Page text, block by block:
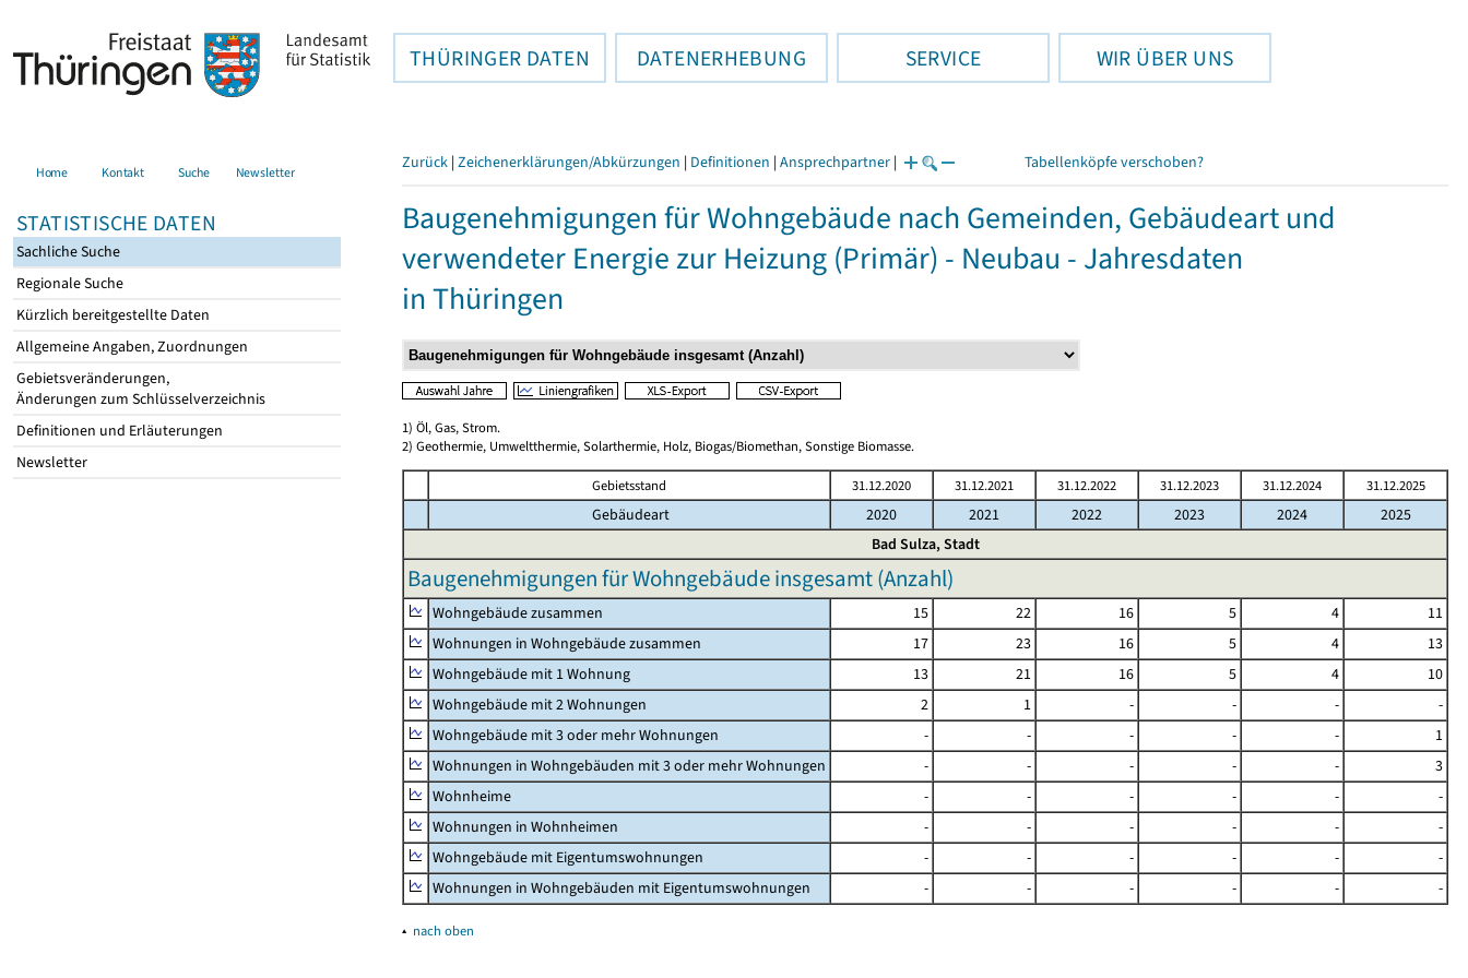
THÜRINGER DATEN DATENERHEBUNG SERVICE WIR ÜBER UNS
Home Kontakt Suche Newsletter
STATISTISCHE DATEN
Sachliche Suche
Regionale Suche
Kürzlich bereitgestellte Daten
Allgemeine Angaben, Zuordnungen
Gebietsveränderungen,
Änderungen zum Schlüsselverzeichnis
Definitionen und Erläuterungen
Newsletter
Zurück | Zeichenerklärungen/Abkürzungen | Definitionen | Ansprechpartner | Tabellenköpfe verschoben?
Baugenehmigungen für Wohngebäude nach Gemeinden, Gebäudeart und
verwendeter Energie zur Heizung (Primär) - Neubau - Jahresdaten
in Thüringen
1) Öl, Gas, Strom.
2) Geothermie, Umweltthermie, Solarthermie, Holz, Biogas/Biomethan, Sonstige Biomasse.
Gebietsstand 31.12.2020 31.12.2021 31.12.2022 31.12.2023 31.12.2024 31.12.2025
Gebäudeart 2020 2021 2022 2023 2024
2025
Bad Sulza, Stadt
Baugenehmigungen für Wohngebäude insgesamt (Anzahl)
Wohngebäude zusammen 15 22 16 5 4
11
Wohnungen in Wohngebäude zusammen
17 23 16 5 4
13
Wohngebäude mit 1 Wohnung
13 21 16 5 4
10
Wohngebäude mit 2 Wohnungen
2 1 - - -
-
Wohngebäude mit 3 oder mehr Wohnungen
- - - - -
1
Wohnungen in Wohngebäuden mit 3 oder mehr Wohnungen
- - - - -
3
Wohnheime
- - - - -
-
Wohnungen in Wohnheimen
- - - - -
-
Wohngebäude mit Eigentumswohnungen
- - - - -
-
Wohnungen in Wohngebäuden mit Eigentumswohnungen
- - - - - -
▴ nach oben